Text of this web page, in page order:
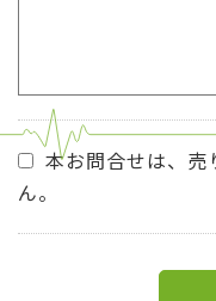
本お問合せは、売
ん。